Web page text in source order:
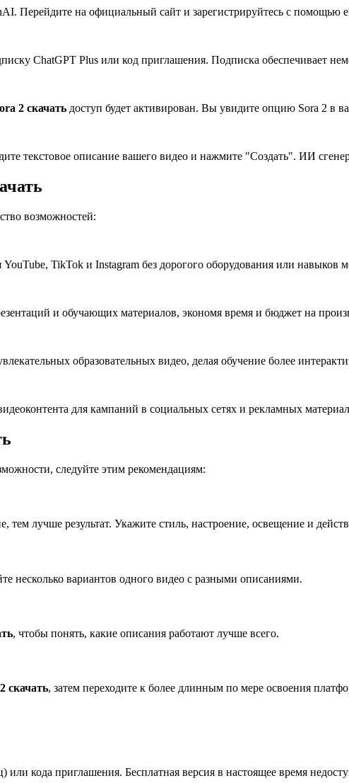
Перейдите на официальный сайт и зарегистрируйтесь с помощью
ChatGPT Plus или код приглашения. Подписка обеспечивает
2 скачать доступ будет активирован. Вы увидите опцию Sora 2 в
текстовое описание вашего видео и нажмите "Создать". ИИ
возможностей:
YouTube, TikTok и Instagram без дорогого оборудования или навыков
и обучающих материалов, экономя время и бюджет на
образовательных видео, делая обучение более
для кампаний в социальных сетях и рекламных
следуйте этим рекомендациям:
тем лучше результат. Укажите стиль, настроение, освещение и
несколько вариантов одного видео с разными описаниями.
, чтобы понять, какие описания работают лучше всего.
скачать, затем переходите к более длинным по мере освоения
или кода приглашения. Бесплатная версия в настоящее время